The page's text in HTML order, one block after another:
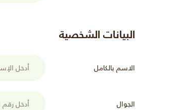
البيانات الشخصية
الاسم بالكامل
الجوال